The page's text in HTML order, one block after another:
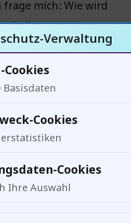
mich: Wie wird
die
beeinflussen?
Der
im Fokus
Verwaltung
Basisdaten
Cookies
Cookies
Ihre Auswahl